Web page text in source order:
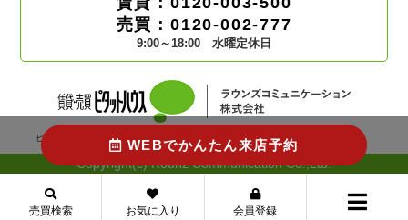
売買：0120-002-777
9:00～18:00 水曜定休日
ピタットハウスの加盟店は独立自営であり、各店舗の責任の下運営しております。
Copyright(c) Rounz Communication Co.,Ltd.
WEBでかんたん来店予約
売買検索 お気に入り 会員登録